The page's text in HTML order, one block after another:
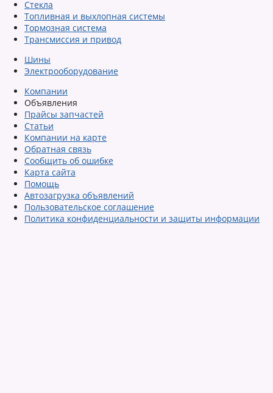
Стекла
Топливная и выхлопная системы
Тормозная система
Трансмиссия и привод
Шины
Электрооборудование
Компании
Объявления
Прайсы запчастей
Статьи
Компании на карте
Обратная связь
Сообщить об ошибке
Карта сайта
Помощь
Автозагрузка объявлений
Пользовательское соглашение
Политика конфиденциальности и защиты информации